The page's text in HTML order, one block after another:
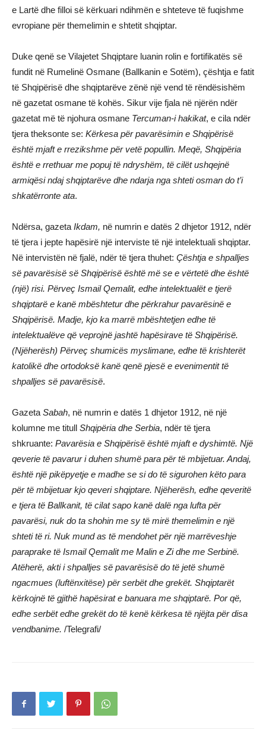
e Lartë dhe filloi së kërkuari ndihmën e shteteve të fuqishme
evropiane për themelimin e shtetit shqiptar.
Duke qenë se Vilajetet Shqiptare luanin rolin e fortifikatës së
fundit në Rumelinë Osmane (Ballkanin e Sotëm), çështja e fatit
të Shqipërisë dhe shqiptarëve zënë një vend të rëndësishëm
në gazetat osmane të kohës. Sikur vije fjala në njërën ndër
gazetat më të njohura osmane Tercuman-i hakikat, e cila ndër
tjera theksonte se: Kërkesa për pavarësimin e Shqipërisë
është mjaft e rrezikshme për vetë popullin. Meqë, Shqipëria
është e rrethuar me popuj të ndryshëm, të cilët ushqejnë
armiqësi ndaj shqiptarëve dhe ndarja nga shteti osman do t’i
shkatërronte ata.
Ndërsa, gazeta Ikdam, në numrin e datës 2 dhjetor 1912, ndër
të tjera i jepte hapësirë një interviste të një intelektuali shqiptar.
Në intervistën në fjalë, ndër të tjera thuhet: Çështja e shpalljes
së pavarësisë së Shqipërisë është më se e vërtetë dhe është
(një) risi. Përveç Ismail Qemalit, edhe intelektualët e tjerë
shqiptarë e kanë mbështetur dhe përkrahur pavarësinë e
Shqipërisë. Madje, kjo ka marrë mbështetjen edhe të
intelektualëve që veprojnë jashtë hapësirave të Shqipërisë.
(Njëherësh) Përveç shumicës myslimane, edhe të krishterët
katolikë dhe ortodoksë kanë qenë pjesë e evenimentit të
shpalljes së pavarësisë.
Gazeta Sabah, në numrin e datës 1 dhjetor 1912, në një
kolumne me titull Shqipëria dhe Serbia, ndër të tjera
shkruante: Pavarësia e Shqipërisë është mjaft e dyshimtë. Një
qeverie të pavarur i duhen shumë para për të mbijetuar. Andaj,
është një pikëpyetje e madhe se si do të sigurohen këto para
për të mbijetuar kjo qeveri shqiptare. Njëherësh, edhe qeveritë
e tjera të Ballkanit, të cilat sapo kanë dalë nga lufta për
pavarësi, nuk do ta shohin me sy të mirë themelimin e një
shteti të ri. Nuk mund as të mendohet për një marrëveshje
paraprake të Ismail Qemalit me Malin e Zi dhe me Serbinë.
Atëherë, akti i shpalljes së pavarësisë do të jetë shumë
ngacmues (luftënxitëse) për serbët dhe grekët. Shqiptarët
kërkojnë të gjithë hapësirat e banuara me shqiptarë. Por që,
edhe serbët edhe grekët do të kenë kërkesa të njëjta për disa
vendbanime. /Telegrafi/